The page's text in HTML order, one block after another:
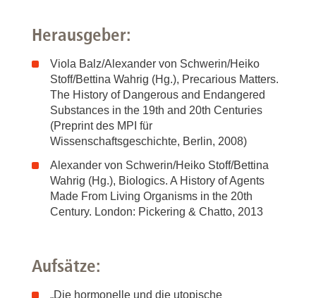
Herausgeber:
Viola Balz/Alexander von Schwerin/Heiko
Stoff/Bettina Wahrig (Hg.), Precarious Matters.
The History of Dangerous and Endangered
Substances in the 19th and 20th Centuries
(Preprint des MPI für
Wissenschaftsgeschichte, Berlin, 2008)
Alexander von Schwerin/Heiko Stoff/Bettina
Wahrig (Hg.), Biologics. A History of Agents
Made From Living Organisms in the 20th
Century. London: Pickering & Chatto, 2013
Aufsätze:
„Die hormonelle und die utopische